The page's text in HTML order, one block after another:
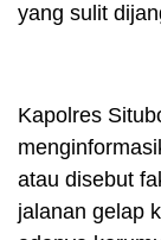
yang sulit
Kapolres
atau disebut
jalanan gelap